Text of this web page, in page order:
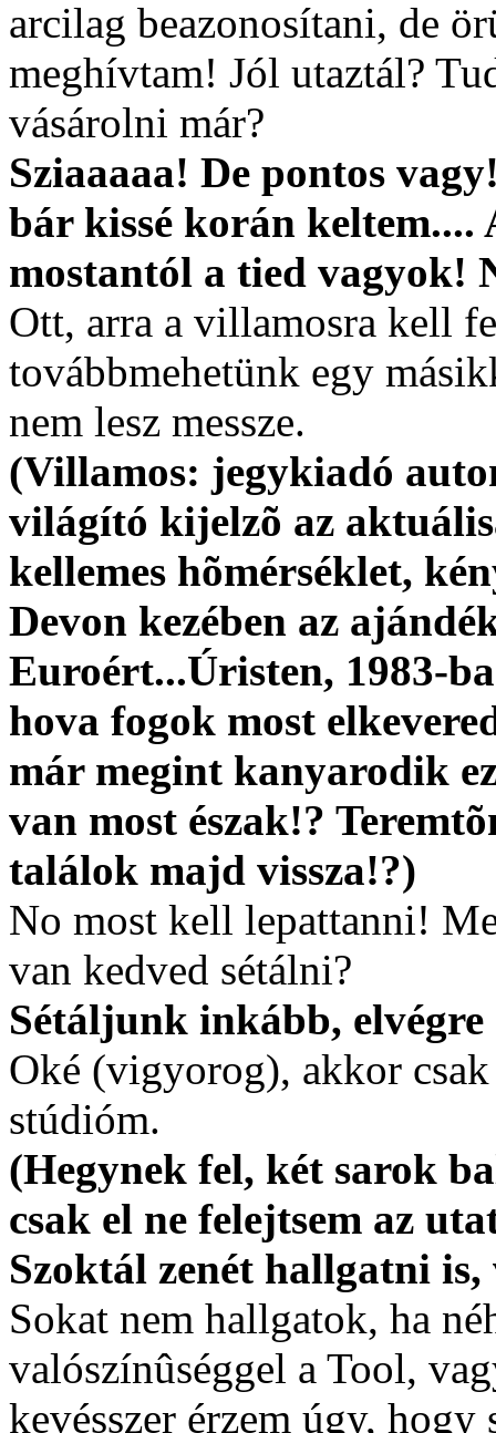
arcilag beazonosítani, de
meghívtam! Jól utaztál?
vásárolni már?
Sziaaaaa! De pontos
bár kissé korán keltem....
mostantól a tied vagyok!
Ott, arra a villamosra kell
továbbmehetünk egy
nem lesz messze.
(Villamos: jegykiadó
világító kijelzõ az
kellemes hõmérséklet,
Devon kezében az
Euroért...Úristen, 1983-
hova fogok most
már megint kanyarodik
van most észak!?
találok majd vissza!?)
No most kell lepattanni!
van kedved sétálni?
Sétáljunk inkább,
Oké (vigyorog), akkor
stúdióm.
(Hegynek fel, két sarok
csak el ne felejtsem az
Szoktál zenét hallgatni
Sokat nem hallgatok, ha
valószínûséggel a Tool,
kevésszer érzem úgy,